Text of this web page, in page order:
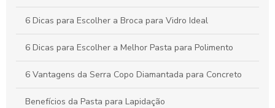
6 Dicas para Escolher a Broca para Vidro Ideal
6 Dicas para Escolher a Melhor Pasta para Polimento
6 Vantagens da Serra Copo Diamantada para Concreto
Benefícios da Pasta para Lapidação